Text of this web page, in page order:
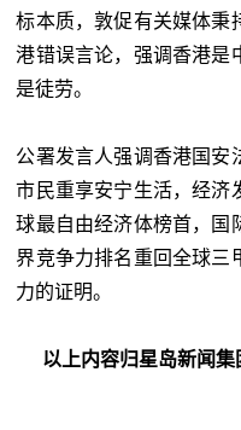
标本质，敦促有关媒体秉
港错误言论，强调香港是
是徒劳。
公署发言人强调香港国安
市民重享安宁生活，经济
球最自由经济体榜首，国
界竞争力排名重回全球三
力的证明。
以上内容归星岛新闻集